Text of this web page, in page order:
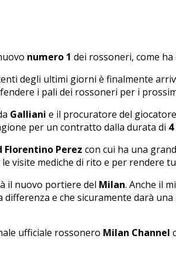
numero 1 dei rossoneri, come
degli ultimi giorni è finalmente
i pali dei rossoneri per i
Galliani e il procuratore del giocatore
per un contratto dalla durata di
Florentino Perez con cui ha una
le visite mediche di rito e per rendere
il nuovo portiere del Milan. Anche il
e che sicuramente darà
ufficiale rossonero Milan Channel